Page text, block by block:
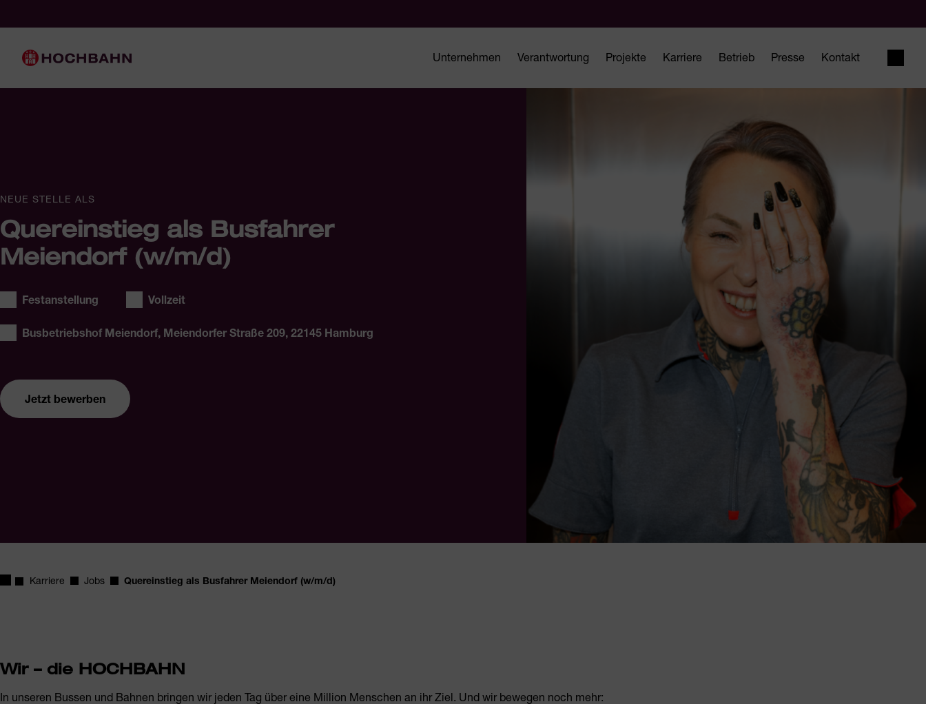
Hauptnavigation
Unternehmen Verantwortung Projekte Karriere Betrieb Presse Kontakt
NEUE STELLE ALS
Quereinstieg als Busfahrer
Meiendorf (w/m/d)
Stellentyp:
Festanstellung Arbeitszeit:
Vollzeit
Busbetriebshof Meiendorf, Meiendorfer Straße 209, 22145 Hamburg
Jetzt bewerben
Startseite
Karriere Jobs Quereinstieg als Busfahrer Meiendorf (w/m/d)
Wir – die HOCHBAHN
In unseren Bussen und Bahnen bringen wir jeden Tag über eine Million Menschen an ihr Ziel. Und wir bewegen noch mehr: